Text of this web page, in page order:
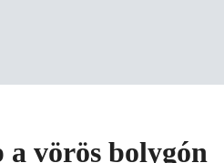
a vörös bolygón